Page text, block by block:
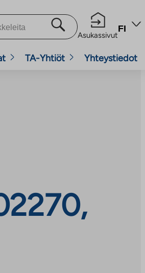
Asukassivut
FI
TA-Yhtiöt Yhteystiedot